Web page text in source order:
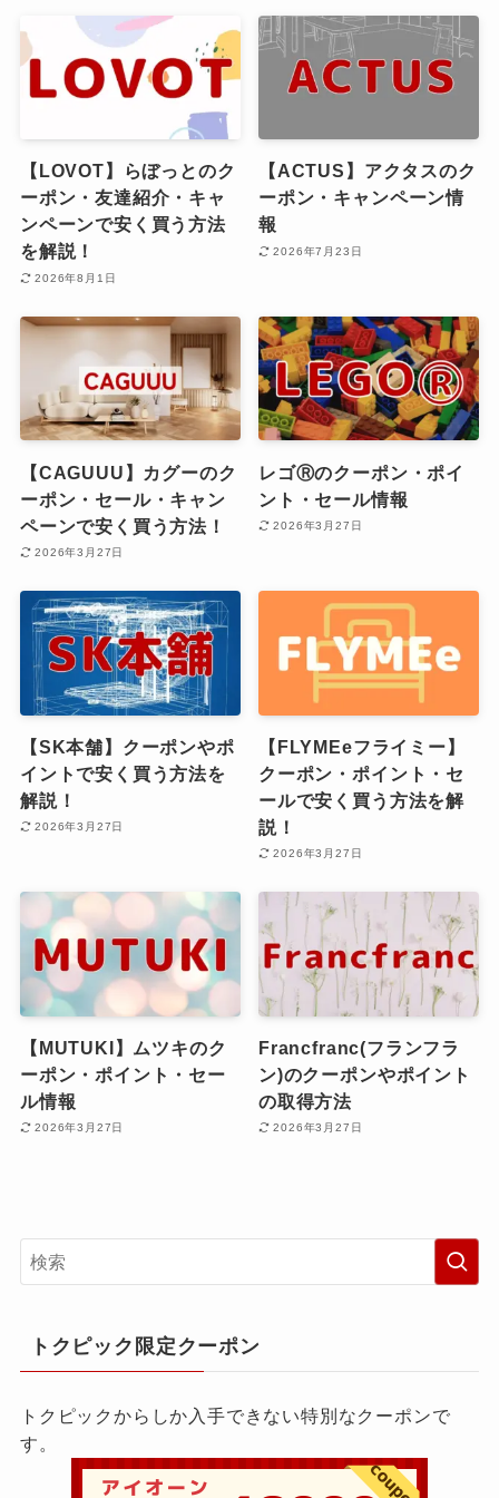
【LOVOT】らぼっとのク
ーポン・友達紹介・キャ
ンペーンで安く買う方法
を解説！
2026年8月1日
【ACTUS】アクタスのク
ーポン・キャンペーン情
報
2026年7月23日
【CAGUUU】カグーのク
ーポン・セール・キャン
ペーンで安く買う方法！
2026年3月27日
レゴⓇのクーポン・ポイ
ント・セール情報
2026年3月27日
【SK本舗】クーポンやポ
イントで安く買う方法を
解説！
2026年3月27日
【FLYMEeフライミー】
クーポン・ポイント・セ
ールで安く買う方法を解
説！
2026年3月27日
【MUTUKI】ムツキのク
ーポン・ポイント・セー
ル情報
2026年3月27日
Francfranc(フランフラ
ン)のクーポンやポイント
の取得方法
2026年3月27日
トクピック限定クーポン
トクピックからしか入手できない特別なクーポンで
す。